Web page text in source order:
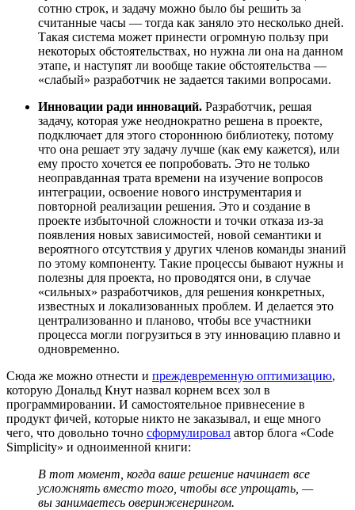
сотню строк, и задачу можно было бы решить за
считанные часы — тогда как заняло это несколько дней.
Такая система может принести огромную пользу при
некоторых обстоятельствах, но нужна ли она на данном
этапе, и наступят ли вообще такие обстоятельства —
«слабый» разработчик не задается такими вопросами.
Инновации ради инноваций. Разработчик, решая
задачу, которая уже неоднократно решена в проекте,
подключает для этого стороннюю библиотеку, потому
что она решает эту задачу лучше (как ему кажется), или
ему просто хочется ее попробовать. Это не только
неоправданная трата времени на изучение вопросов
интеграции, освоение нового инструментария и
повторной реализации решения. Это и создание в
проекте избыточной сложности и точки отказа из-за
появления новых зависимостей, новой семантики и
вероятного отсутствия у других членов команды знаний
по этому компоненту. Такие процессы бывают нужны и
полезны для проекта, но проводятся они, в случае
«сильных» разработчиков, для решения конкретных,
известных и локализованных проблем. И делается это
централизованно и планово, чтобы все участники
процесса могли погрузиться в эту инновацию плавно и
одновременно.
Сюда же можно отнести и преждевременную оптимизацию,
которую Дональд Кнут назвал корнем всех зол в
программировании. И самостоятельное привнесение в
продукт фичей, которые никто не заказывал, и еще много
чего, что довольно точно сформулировал автор блога «Code
Simplicity» и одноименной книги:
В тот момент, когда ваше решение начинает все
усложнять вместо того, чтобы все упрощать, —
вы занимаетесь оверинженерингом.